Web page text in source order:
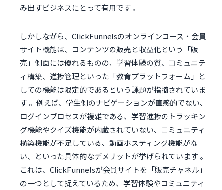
み出すビジネスにとって有用です 。
しかしながら、ClickFunnelsのオンラインコース・会員
サイト機能は、コンテンツの販売と収益化という「販
売」側面には優れるものの、学習体験の質、コミュニテ
ィ構築、進捗管理といった「教育プラットフォーム」と
しての機能は限定的であるという課題が指摘されていま
す 。例えば、学生側のナビゲーションが直感的でない、
ログインプロセスが複雑である、学習進捗のトラッキン
グ機能やクイズ機能が内蔵されていない、コミュニティ
構築機能が不足している、動画ホスティング機能がな
い、といった具体的なデメリットが挙げられています 。
これは、ClickFunnelsが会員サイトを「販売チャネル」
の一つとして捉えているため、学習体験やコミュニティ